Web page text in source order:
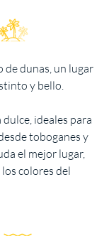
dunas, un lugar
y bello.
ideales para
toboganes y
el mejor lugar,
colores del